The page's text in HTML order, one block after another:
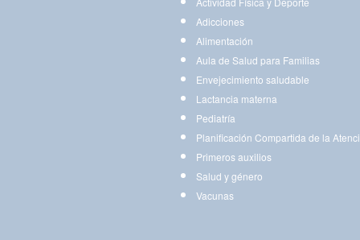
Adicciones
Alimentación
Aula de Salud para Familias
Envejecimiento saludable
Lactancia materna
Pediatría
Planificación Compartida de la
Primeros auxilios
Salud y género
Vacunas